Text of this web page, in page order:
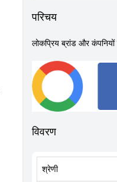
परिचय
लोकप्रिय ब्रांड और
विवरण
श्रेणी